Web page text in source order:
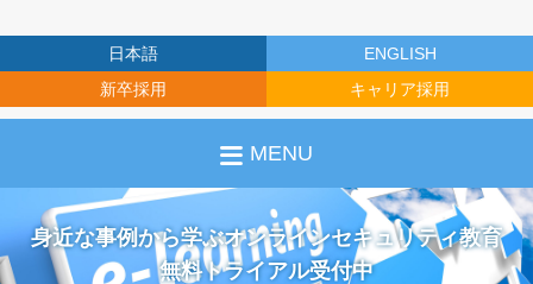
日本語
ENGLISH
新卒採用
キャリア採用
MENU
身近な事例から学ぶオンラインセキュリティ教育
無料トライアル受付中
標的型攻撃メールによるマルウェア感染の
リスク低減と組織における対処への理解を促進